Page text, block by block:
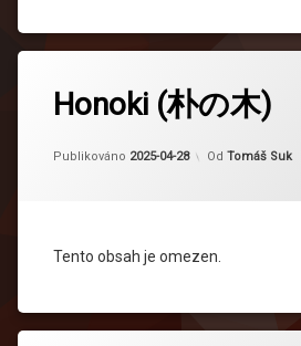
Honoki (朴の木)
Publikováno 2025-04-28 Od Tomáš Suk
Tento obsah je omezen.